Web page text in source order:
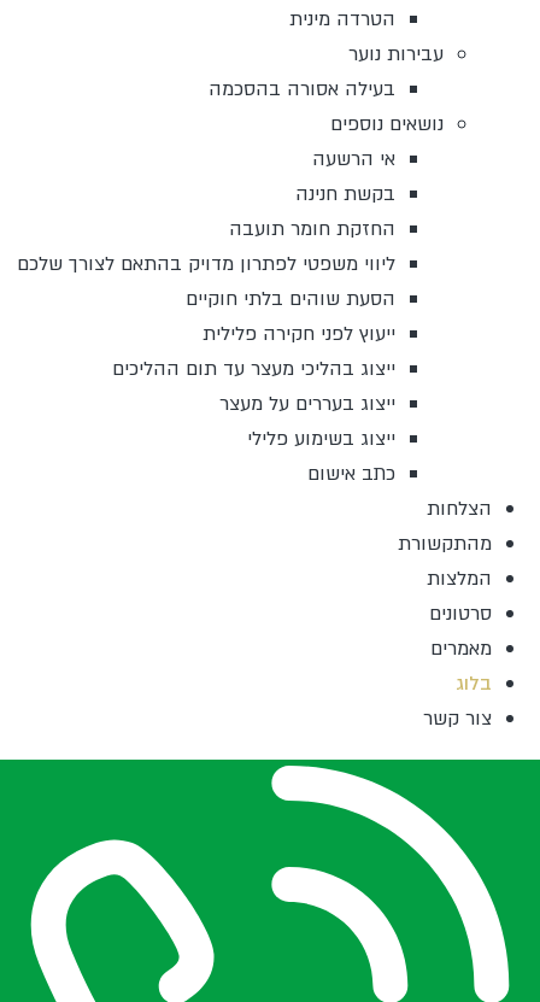
הטרדה מינית
עבירות נוער
בעילה אסורה בהסכמה
נושאים נוספים
אי הרשעה
בקשת חנינה
החזקת חומר תועבה
ליווי משפטי לפתרון מדויק בהתאם לצורך שלכם
הסעת שוהים בלתי חוקיים
ייעוץ לפני חקירה פלילית
ייצוג בהליכי מעצר עד תום ההליכים
ייצוג בעררים על מעצר
ייצוג בשימוע פלילי
כתב אישום
הצלחות
מהתקשורת
המלצות
סרטונים
מאמרים
בלוג
צור קשר